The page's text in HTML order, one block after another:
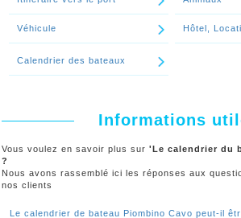
Véhicule Hôtel,
Calendrier des bateaux
Informations
Vous voulez en savoir plus sur 'Le calendrier du
?
Nous avons rassemblé ici les réponses aux
nos clients
Le calendrier de bateau Piombino Cavo peut-il